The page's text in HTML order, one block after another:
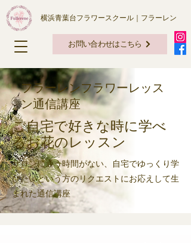
横浜青葉台フラワースクール｜フラーレン
お問い合わせはこちら
フラーレンフラワーレッス
ン通信講座
​ご自宅で好きな時に学べ
るお花のレッスン
​サロンに通う時間がない、自宅でゆっくり学
びたいという方のリクエストにお応えして生
まれた通信講座